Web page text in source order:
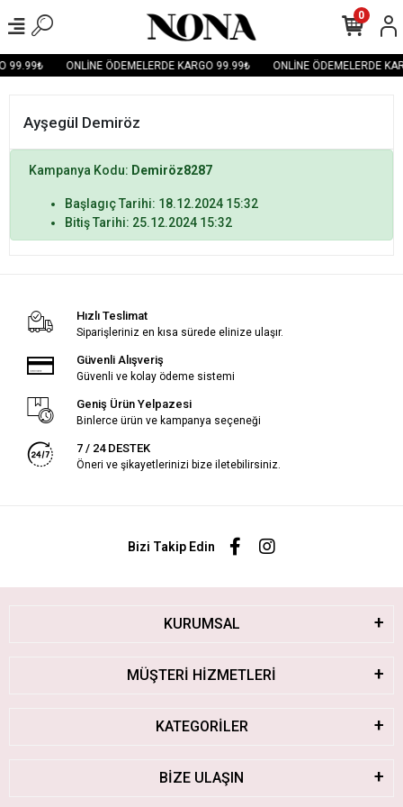
99.99₺ ONLİNE ÖDEMELERDE KARGO 99.99₺ ONLİNE ÖDEMELERDE
0
Ayşegül Demiröz
Kampanya Kodu: Demiröz8287
Başlagıç Tarihi: 18.12.2024 15:32
Bitiş Tarihi: 25.12.2024 15:32
Hızlı Teslimat
Siparişleriniz en kısa sürede elinize ulaşır.
Güvenli Alışveriş
Güvenli ve kolay ödeme sistemi
Geniş Ürün Yelpazesi
Binlerce ürün ve kampanya seçeneği
7 / 24 DESTEK
Öneri ve şikayetlerinizi bize iletebilirsiniz.
Bizi Takip Edin
KURUMSAL
MÜŞTERİ HİZMETLERİ
KATEGORİLER
BİZE ULAŞIN